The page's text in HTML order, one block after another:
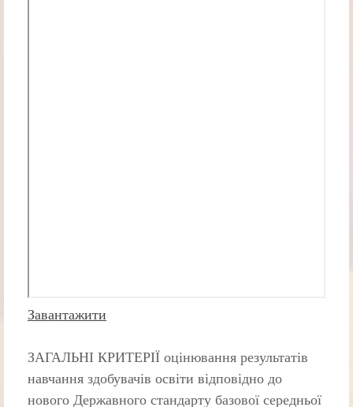
Завантажити
ЗАГАЛЬНІ КРИТЕРІЇ оцінювання результатів
навчання здобувачів освіти відповідно до
нового Державного стандарту базової середньої